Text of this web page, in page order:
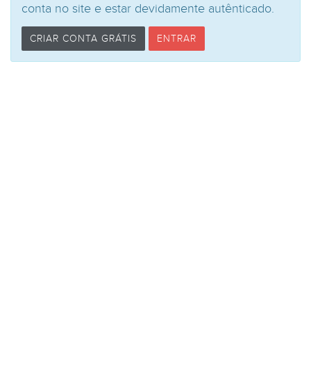
conta no site e estar devidamente autênticado.
CRIAR CONTA GRÁTIS ENTRAR